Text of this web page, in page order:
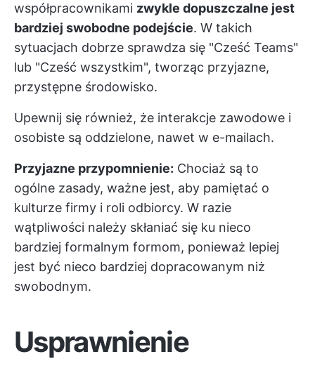
współpracownikami zwykle dopuszczalne jest
bardziej swobodne podejście. W takich
sytuacjach dobrze sprawdza się "Cześć Teams"
lub "Cześć wszystkim", tworząc przyjazne,
przystępne środowisko.
Upewnij się również, że interakcje zawodowe i
osobiste są oddzielone, nawet w e-mailach.
Przyjazne przypomnienie: Chociaż są to
ogólne zasady, ważne jest, aby pamiętać o
kulturze firmy i roli odbiorcy. W razie
wątpliwości należy skłaniać się ku nieco
bardziej formalnym formom, ponieważ lepiej
jest być nieco bardziej dopracowanym niż
swobodnym.
Usprawnienie